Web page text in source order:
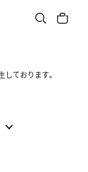
ております。